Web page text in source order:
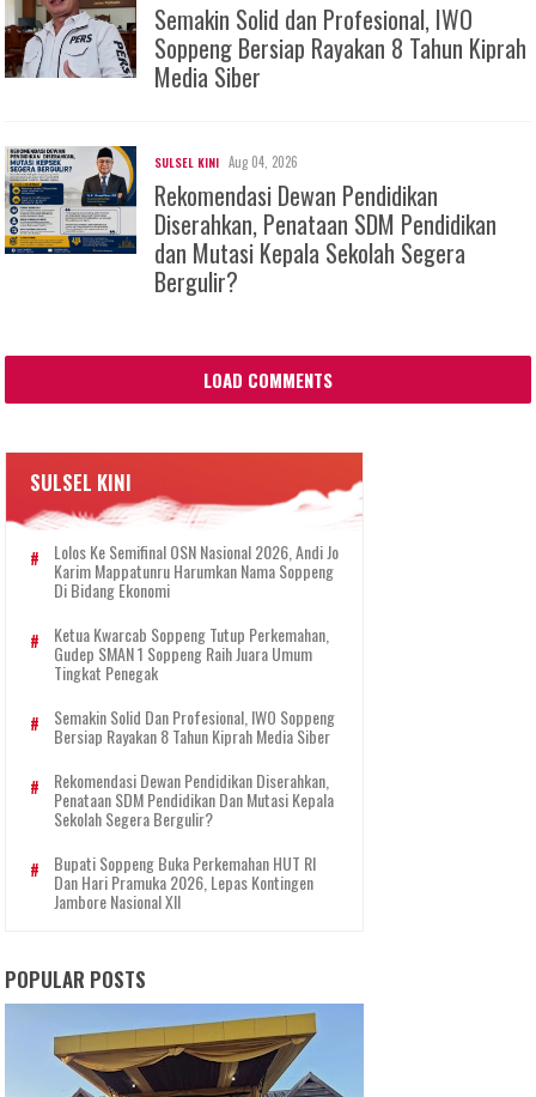
Semakin Solid dan Profesional, IWO
Soppeng Bersiap Rayakan 8 Tahun Kiprah
Media Siber
SULSEL KINI Aug 04, 2026
Rekomendasi Dewan Pendidikan
Diserahkan, Penataan SDM Pendidikan
dan Mutasi Kepala Sekolah Segera
Bergulir?
LOAD COMMENTS
SULSEL KINI
Lolos Ke Semifinal OSN Nasional 2026, Andi Jo
Karim Mappatunru Harumkan Nama Soppeng
Di Bidang Ekonomi
Ketua Kwarcab Soppeng Tutup Perkemahan,
Gudep SMAN 1 Soppeng Raih Juara Umum
Tingkat Penegak
Semakin Solid Dan Profesional, IWO Soppeng
Bersiap Rayakan 8 Tahun Kiprah Media Siber
Rekomendasi Dewan Pendidikan Diserahkan,
Penataan SDM Pendidikan Dan Mutasi Kepala
Sekolah Segera Bergulir?
Bupati Soppeng Buka Perkemahan HUT RI
Dan Hari Pramuka 2026, Lepas Kontingen
Jambore Nasional XII
POPULAR POSTS